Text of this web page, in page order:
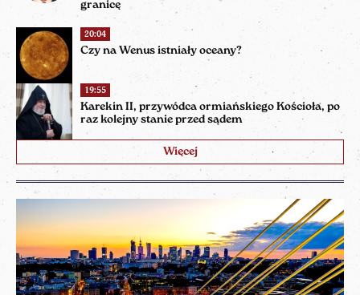
granicę
20:04
Czy na Wenus istniały oceany?
19:55
Karekin II, przywódca ormiańskiego Kościoła, po
raz kolejny stanie przed sądem
Więcej